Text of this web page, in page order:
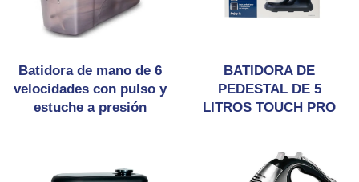
Batidora de mano de 6
velocidades con pulso y
estuche a presión
BATIDORA DE
PEDESTAL DE 5
LITROS TOUCH PRO